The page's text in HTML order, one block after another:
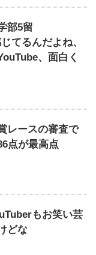
部5留
てるんだよね、
、面白く
レースの審査で
点が最高点
もお笑い芸
どな